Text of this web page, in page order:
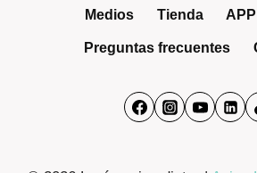
Medios Tienda
Preguntas frecuentes